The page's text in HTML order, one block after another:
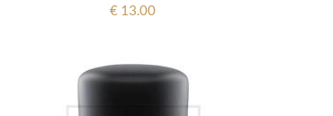
€ 13.00